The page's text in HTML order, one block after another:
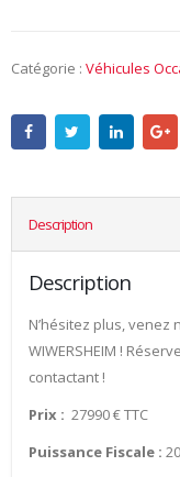
Catégorie : Véhicules
Description
Description
N’hésitez plus,
WIWERSHEIM !
contactant !
Prix : 27990 € TTC
Puissance Fiscale :